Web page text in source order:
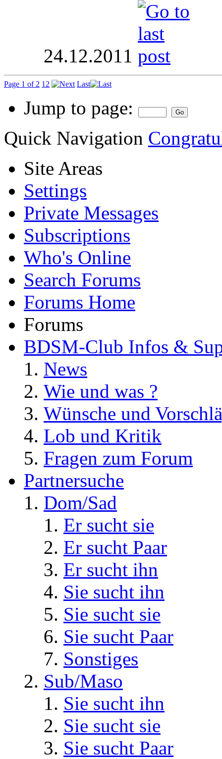
24.12.2011
Page 1 of 2 1 2 Last
Jump to page:
Quick Navigation
Site Areas
Settings
Private Messages
Subscriptions
Who's Online
Search Forums
Forums Home
Forums
BDSM-Club Infos &
News
Wie und was ?
Wünsche und
Lob und Kritik
Fragen zum Forum
Partnersuche
Dom/Sad
Er sucht sie
Er sucht Paar
Er sucht ihn
Sie sucht ihn
Sie sucht sie
Sie sucht Paar
Sonstiges
Sub/Maso
Sie sucht ihn
Sie sucht sie
Sie sucht Paar